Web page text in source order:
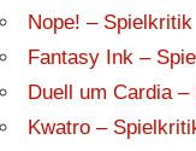
Nope! – Spielkritik
Fantasy Ink –
Duell um Cardia
Kwatro –